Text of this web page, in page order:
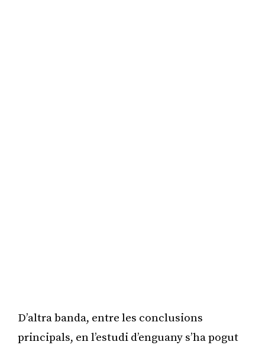
D’altra banda, entre les conclusions
principals, en l’estudi d’enguany s’ha pogut